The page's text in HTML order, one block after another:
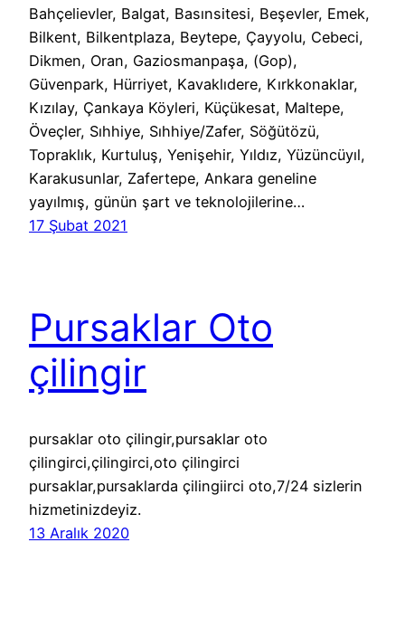
Bahçelievler, Balgat, Basınsitesi, Beşevler, Emek,
Bilkent, Bilkentplaza, Beytepe, Çayyolu, Cebeci,
Dikmen, Oran, Gaziosmanpaşa, (Gop),
Güvenpark, Hürriyet, Kavaklıdere, Kırkkonaklar,
Kızılay, Çankaya Köyleri, Küçükesat, Maltepe,
Öveçler, Sıhhiye, Sıhhiye/Zafer, Söğütözü,
Topraklık, Kurtuluş, Yenişehir, Yıldız, Yüzüncüyıl,
Karakusunlar, Zafertepe, Ankara geneline
yayılmış, günün şart ve teknolojilerine…
17 Şubat 2021
Pursaklar Oto
çilingir
pursaklar oto çilingir,pursaklar oto
çilingirci,çilingirci,oto çilingirci
pursaklar,pursaklarda çilingiirci oto,7/24 sizlerin
hizmetinizdeyiz.
13 Aralık 2020